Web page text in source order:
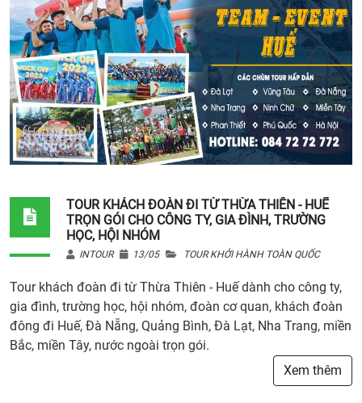
TOUR KHÁCH ĐOÀN ĐI TỪ THỪA THIÊN - HUẾ
TRỌN GÓI CHO CÔNG TY, GIA ĐÌNH, TRƯỜNG
HỌC, HỘI NHÓM
INTOUR 13/05 TOUR KHỞI HÀNH TOÀN QUỐC
Tour khách đoàn đi từ Thừa Thiên - Huế dành cho công ty,
gia đình, trường học, hội nhóm, đoàn cơ quan, khách đoàn
đông đi Huế, Đà Nẵng, Quảng Bình, Đà Lạt, Nha Trang, miền
Bắc, miền Tây, nước ngoài trọn gói.
Xem thêm